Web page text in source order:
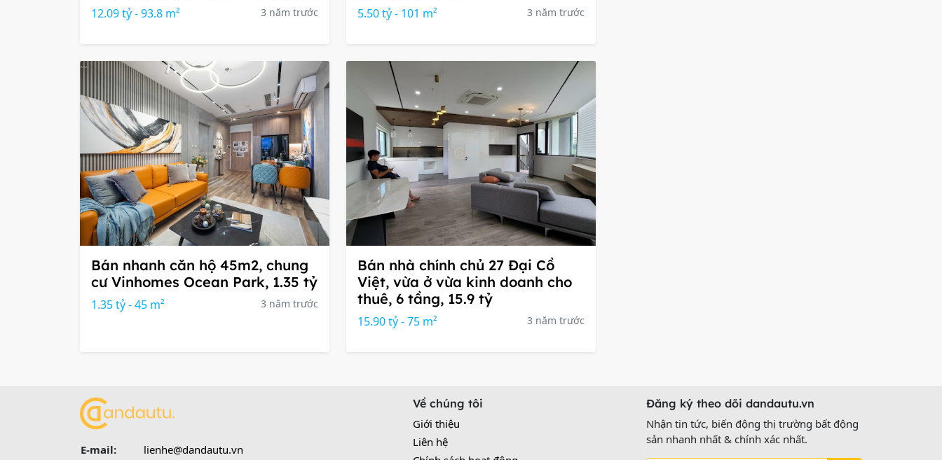
12.09 tỷ - 93.8 m² 3 năm trước 5.50 tỷ - 101 m² 3 năm trước
Bán nhanh căn hộ 45m2, chung
cư Vinhomes Ocean Park, 1.35 tỷ
1.35 tỷ - 45 m² 3 năm trước
Bán nhà chính chủ 27 Đại Cồ
Việt, vừa ở vừa kinh doanh cho
thuê, 6 tầng, 15.9 tỷ
15.90 tỷ - 75 m² 3 năm trước
Về chúng tôi
Giới thiệu
Liên hệ
Đăng ký theo dõi dandautu.vn
Nhận tin tức, biến động thị trường bất động
sản nhanh nhất & chính xác nhất.
E-mail:
lienhe@dandautu.vn